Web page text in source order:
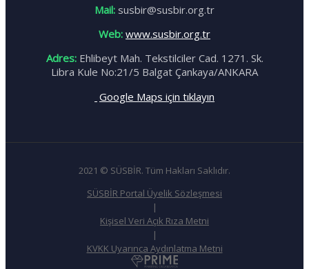
Mail: susbir@susbir.org.tr
Web: www.susbir.org.tr
Adres: Ehlibeyt Mah. Tekstilciler Cad. 1271. Sk.
Libra Kule No:21/5 Balgat Çankaya/ANKARA
Google Maps için tıklayın
2021 © SÜSBİR. Tüm Hakları Saklıdır.
SÜSBİR Portal Üyelik Sözleşmesi
|
Kişisel Veri Açık Rıza Metni
|
KVKK Uyarınca Aydınlatma Metni